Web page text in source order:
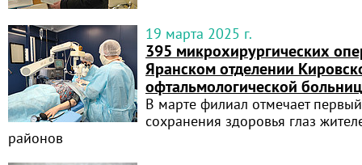
19 марта 2025 г.
395 микрохирургических
Яранском отделении
офтальмологической
В марте филиал отмечает
сохранения здоровья глаз
районов